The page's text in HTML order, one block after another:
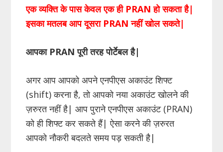
एक व्यक्ति के पास केवल एक ही PRAN हो सकता है|
इसका मतलब आप दूसरा PRAN नहीं खोल सकते|
आपका PRAN पूरी तरह पोर्टेबल है|
अगर आप आपको अपने एनपीएस अकाउंट शिफ्ट
(shift) करना है, तो आपको नया अकाउंट खोलने की
ज़रुरत नहीं है| आप पुराने एनपीएस अकाउंट (PRAN)
को ही शिफ्ट कर सकते हैं| ऐसा करने की ज़रुरत
आपको नौकरी बदलते समय पड़ सकती है|